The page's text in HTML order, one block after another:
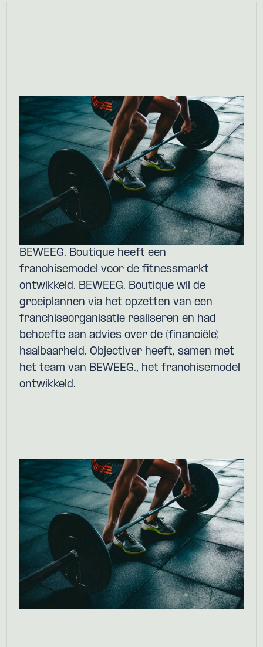
BEWEEG. Boutique heeft een
franchisemodel voor de fitnessmarkt
ontwikkeld. BEWEEG. Boutique wil de
groeiplannen via het opzetten van een
franchiseorganisatie realiseren en had
behoefte aan advies over de (financiële)
haalbaarheid. Objectiver heeft, samen met
het team van BEWEEG., het franchisemodel
ontwikkeld.